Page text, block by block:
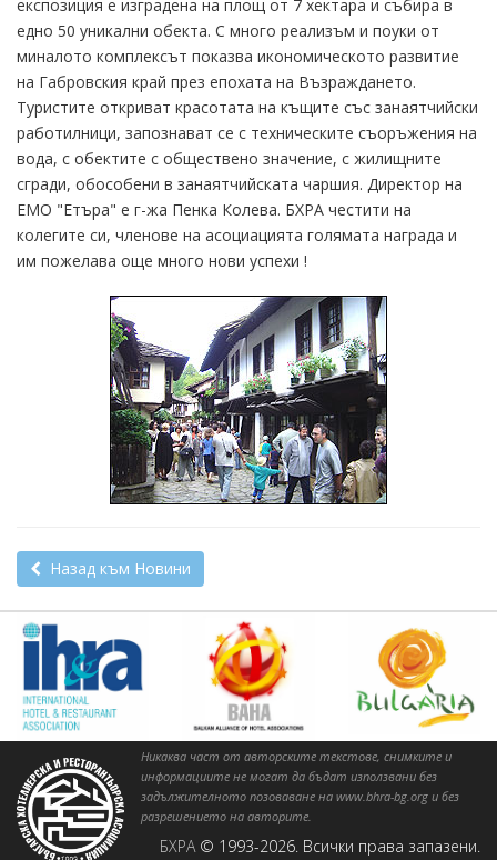
експозиция е изградена на площ от 7 хектара и събира в
едно 50 уникални обекта. С много реализъм и поуки от
миналото комплексът показва икономическото развитие
на Габровския край през епохата на Възраждането.
Туристите откриват красотата на къщите със занаятчийски
работилници, запознават се с техническите съоръжения на
вода, с обектите с обществено значение, с жилищните
сгради, обособени в занаятчийската чаршия. Директор на
ЕМО "Етъра" е г-жа Пенка Колева. БХРА честити на
колегите си, членове на асоциацията голямата награда и
им пожелава още много нови успехи !
Назад към Новини
Никаква част от авторските текстове, снимките и
информациите не могат да бъдат използвани без
задължителното позоваване на www.bhra-bg.org и без
разрешението на авторите.
БХРА © 1993-2026. Всички права запазени.